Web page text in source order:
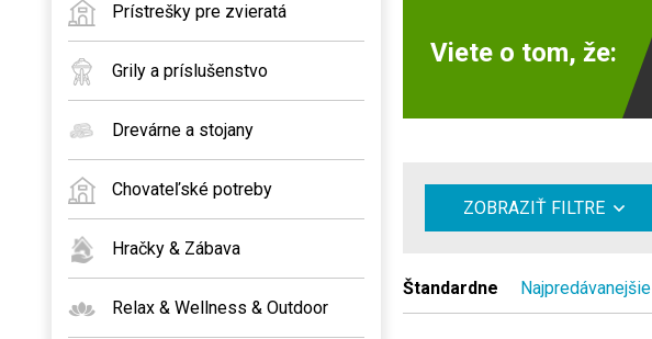
Prístrešky pre zvieratá
Grily a príslušenstvo
Drevárne a stojany
Chovateľské potreby
Hračky & Zábava
Relax & Wellness & Outdoor
Viete o tom, že:
ZOBRAZIŤ FILTRE
Štandardne Najpredávanejšie